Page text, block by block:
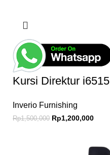
Kursi Direktur i6515
Inverio Furnishing
Rp1,500,000 Rp1,200,000